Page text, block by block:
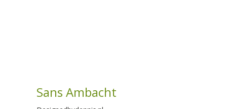
Sans Ambacht